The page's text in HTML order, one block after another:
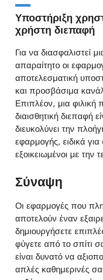
Υποστήριξη
χρήστη διεπαφή
Για να διασφαλιστεί
απαραίτητο οι
αποτελεσματική
και προσβάσιμα
Επιπλέον, μια φιλική
διαισθητική διεπαφή
διευκολύνει την
εφαρμογής, ειδικά
εξοικειωμένοι με την
Σύναψη
Οι εφαρμογές που
αποτελούν έναν
δημιουργήσετε
φύγετε από το σπίτι
είναι δυνατό να
απλές καθημερινές